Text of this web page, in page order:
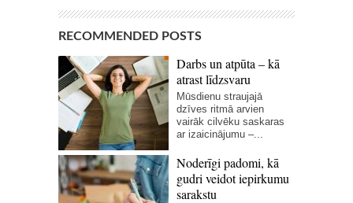
RECOMMENDED POSTS
Darbs un atpūta – kā
atrast līdzsvaru
Mūsdienu straujajā
dzīves ritmā arvien
vairāk cilvēku saskaras
ar izaicinājumu –...
Noderīgi padomi, kā
gudri veidot iepirkumu
sarakstu